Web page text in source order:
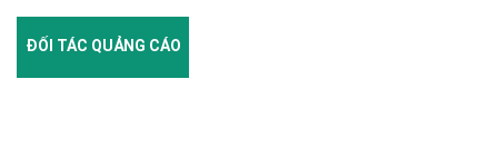
ĐỐI TÁC QUẢNG CÁO